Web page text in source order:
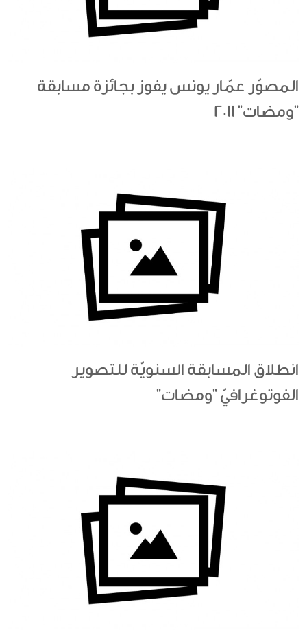
المصوّر عمّار يونس يفوز بجائزة مسابقة
"ومضات" 2011
انطلاق المسابقة السنويّة للتصوير
الفوتوغرافيّ "ومضات"